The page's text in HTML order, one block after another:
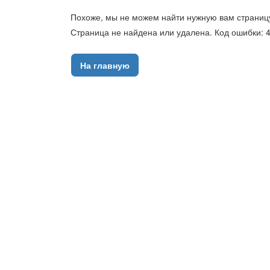
Похоже, мы не можем найти нужную вам
Страница не найдена или удалена. Код ошибки:
На главную